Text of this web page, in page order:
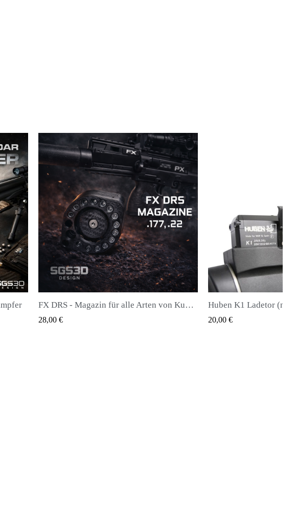
FX DRS - Magazin für alle Arten von Kugeln QUICK VIEW
Huben K1 Ladetor (neueste Generation)